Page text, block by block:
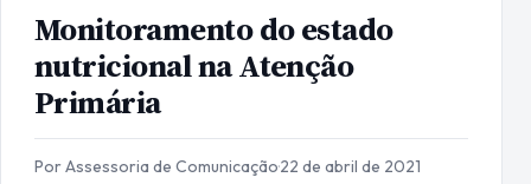
Monitoramento do estado
nutricional na Atenção
Primária
Por Assessoria de Comunicação·22 de abril de 2021